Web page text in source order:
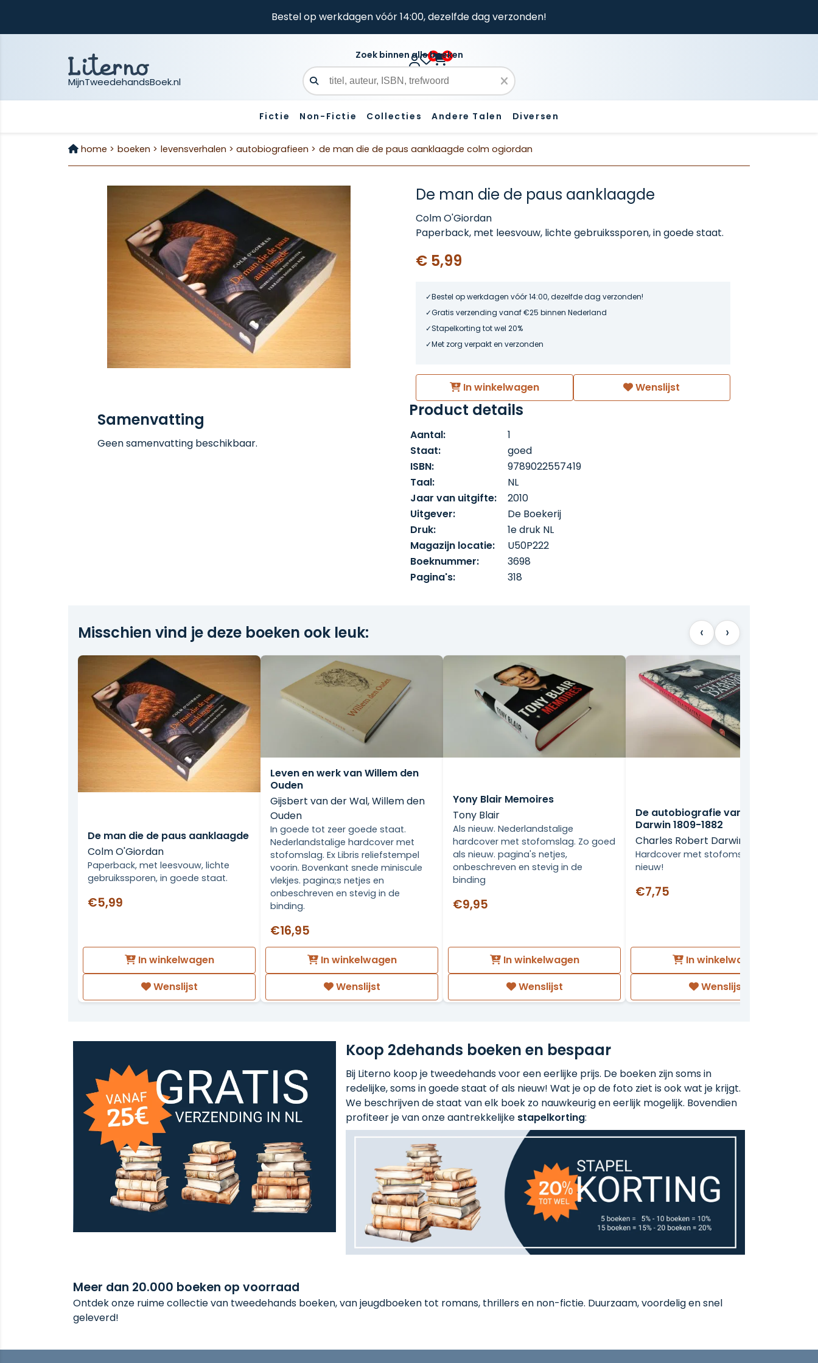
Bestel op werkdagen vóór 14:00, dezelfde dag verzonden!
MijnTweedehandsBoek.nl
0 0
Zoek binnen alle boeken
Zoekveld
Fictie Non-Fictie Collecties Andere Talen Diversen
home > boeken > levensverhalen > autobiografieen > de man die de paus aanklaagde colm ogiordan
De man die de paus aanklaagde
Colm O'Giordan
Paperback, met leesvouw, lichte gebruikssporen, in goede staat.
€ 5,99
Bestel op werkdagen vóór 14:00, dezelfde dag verzonden!
Gratis verzending vanaf €25 binnen Nederland
Stapelkorting tot wel 20%
Met zorg verpakt en verzonden
In winkelwagen Wenslijst
Samenvatting
Geen samenvatting beschikbaar.
Product details
Aantal:
1
Staat:
goed
ISBN:
9789022557419
Taal:
NL
Jaar van uitgifte:
2010
Uitgever:
De Boekerij
Druk:
1e druk NL
Magazijn locatie:
U50P222
Boeknummer:
3698
Pagina's:
318
Misschien vind je deze boeken ook leuk: ‹ ›
De man die de paus aanklaagde
Colm O'Giordan
Paperback, met leesvouw, lichte
gebruikssporen, in goede staat.
€5,99
In winkelwagen
Wenslijst
Leven en werk van Willem den
Ouden
Gijsbert van der Wal, Willem den
Ouden
In goede tot zeer goede staat.
Nederlandstalige hardcover met
stofomslag. Ex Libris reliefstempel
voorin. Bovenkant snede miniscule
vlekjes. pagina;s netjes en
onbeschreven en stevig in de
binding.
€16,95
In winkelwagen
Wenslijst
Yony Blair Memoires
Tony Blair
Als nieuw. Nederlandstalige
hardcover met stofomslag. Zo goed
als nieuw. pagina's netjes,
onbeschreven en stevig in de
binding
€9,95
In winkelwagen
Wenslijst
De autobiografie van Charles
Darwin 1809-1882
Charles Robert Darwin
Hardcover met stofomslag, als
nieuw!
€7,75
In winkelwagen
Wenslijst
Koop 2dehands boeken en bespaar
Bij Literno koop je tweedehands voor een eerlijke prijs. De boeken zijn soms in
redelijke, soms in goede staat of als nieuw! Wat je op de foto ziet is ook wat je krijgt.
We beschrijven de staat van elk boek zo nauwkeurig en eerlijk mogelijk. Bovendien
profiteer je van onze aantrekkelijke stapelkorting:
Meer dan 20.000 boeken op voorraad
Ontdek onze ruime collectie van tweedehands boeken, van jeugdboeken tot romans, thrillers en non-fictie. Duurzaam, voordelig en snel
geleverd!